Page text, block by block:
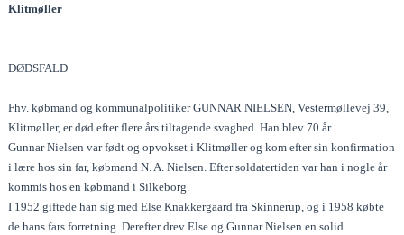
Klitmøller
DØDSFALD
Fhv. købmand og kommunalpolitiker GUNNAR NIELSEN, Vestermøllevej 39,
Klitmøller, er død efter flere års tiltagende svaghed. Han blev 70 år.
Gunnar Nielsen var født og opvokset i Klitmøller og kom efter sin konfirmation
i lære hos sin far, købmand N. A. Nielsen. Efter soldatertiden var han i nogle år
kommis hos en købmand i Silkeborg.
I 1952 giftede han sig med Else Knakkergaard fra Skinnerup, og i 1958 købte
de hans fars forretning. Derefter drev Else og Gunnar Nielsen en solid